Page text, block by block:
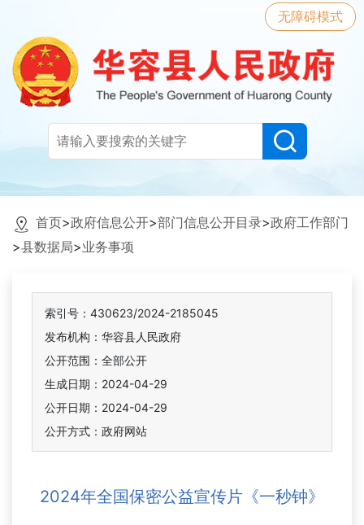
无障碍模式
首页>政府信息公开>部门信息公开目录>政府工作部门
>县数据局>业务事项
索引号：430623/2024-2185045
发布机构：华容县人民政府
公开范围：全部公开
生成日期：2024-04-29
公开日期：2024-04-29
公开方式：政府网站
2024年全国保密公益宣传片《一秒钟》